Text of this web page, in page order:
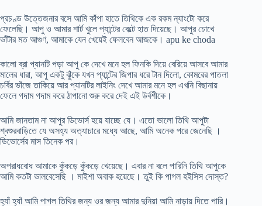
প্রচণ্ড উত্তেজনার বসে আমি কাঁপা হাতে তিথিকে এক রকম ন্যাংটো করে
ফেলেছি। আপু ও আমার শার্ট খুলে প্যান্টের বেল্টে হাত দিয়েছে। আপুর চোখে
ভাঁটার মত আগুণ, আমাকে যেন খেয়েই ফেলবেন আজকে। apu ke choda
কালো ব্রা প্যানটি পড়া আপু কে দেখে মনে হল ফিনকি দিয়ে বেরিয়ে আসবে আমার
মালের ধারা, আপু একটু ঝুঁকে যখন প্যান্টের জিপার ধরে টান দিলো, কোমরের পাতলা
চর্বির ভাঁজে তাকিয়ে আর প্যানটির লাইনিং দেখে আমার মনে হল এখনি বিছানায়
ফেলে গদাম গদাম করে ঠাপানো শুরু করে দেই এই উর্বশীকে।
আমি জানতাম না আপুর ডিভোর্স হয়ে যাচ্ছে যে। এতো ভালো তিথি আপুটা
শ্বশুরবাড়িতে যে অসহ্য অত্যাচারে মধ্যে আছে, আমি অনেক পরে জেনেছি ।
ডিভোর্সের মাস তিনেক পর।
অপরাধবোধ আমাকে কুঁকড়ে কুঁকড়ে খেয়েছে। এবার না বলে পারিনি তিথি আপুকে
আমি কতটা ভালবেসেছি । মাইশা অবাক হয়েছে। তুই কি পাগল হইসিস দোস্ত?
হ্যাঁ হ্যাঁ আমি পাগল তিথির জন্য ওর জন্য আমার দুনিয়া আমি নাড়ায় দিতে পারি।